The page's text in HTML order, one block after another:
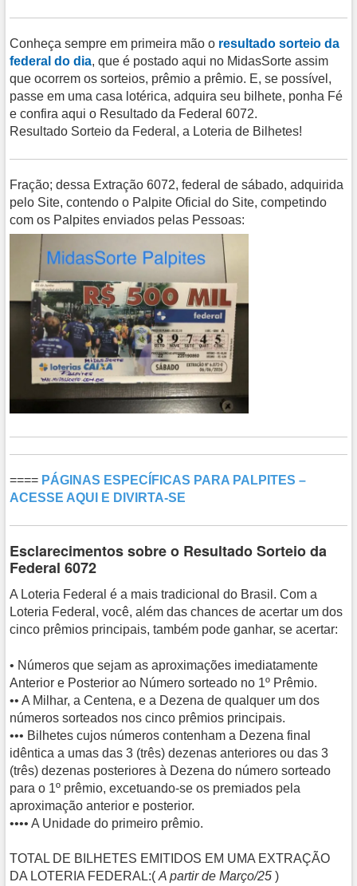
Conheça sempre em primeira mão o resultado sorteio da
federal do dia, que é postado aqui no MidasSorte assim
que ocorrem os sorteios, prêmio a prêmio. E, se possível,
passe em uma casa lotérica, adquira seu bilhete, ponha Fé
e confira aqui o Resultado da Federal 6072.
Resultado Sorteio da Federal, a Loteria de Bilhetes!
Fração; dessa Extração 6072, federal de sábado, adquirida
pelo Site, contendo o Palpite Oficial do Site, competindo
com os Palpites enviados pelas Pessoas:
==== PÁGINAS ESPECÍFICAS PARA PALPITES –
ACESSE AQUI E DIVIRTA-SE
Esclarecimentos sobre o Resultado Sorteio da
Federal 6072
A Loteria Federal é a mais tradicional do Brasil. Com a
Loteria Federal, você, além das chances de acertar um dos
cinco prêmios principais, também pode ganhar, se acertar:
• Números que sejam as aproximações imediatamente
Anterior e Posterior ao Número sorteado no 1º Prêmio.
•• A Milhar, a Centena, e a Dezena de qualquer um dos
números sorteados nos cinco prêmios principais.
••• Bilhetes cujos números contenham a Dezena final
idêntica a umas das 3 (três) dezenas anteriores ou das 3
(três) dezenas posteriores à Dezena do número sorteado
para o 1º prêmio, excetuando-se os premiados pela
aproximação anterior e posterior.
•••• A Unidade do primeiro prêmio.
TOTAL DE BILHETES EMITIDOS EM UMA EXTRAÇÃO
DA LOTERIA FEDERAL:(A partir de Março/25)